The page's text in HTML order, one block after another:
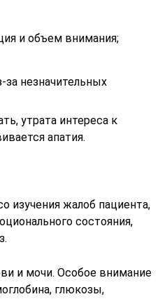
и объем внимания;
за незначительных
утрата интереса к
апатия.
изучения жалоб пациента,
состояния,
и мочи. Особое внимание
глюкозы,